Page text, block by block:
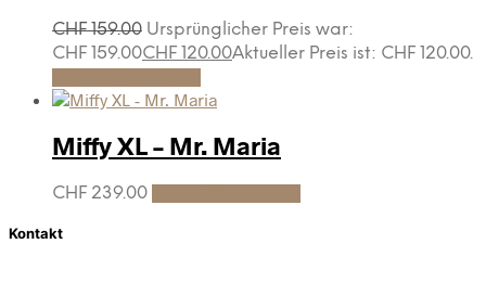
CHF159.00 Ursprünglicher Preis war:
CHF 159.00CHF 120.00Aktueller Preis ist: CHF 120.00.
Miffy XL – Mr. Maria
CHF 239.00
Kontakt